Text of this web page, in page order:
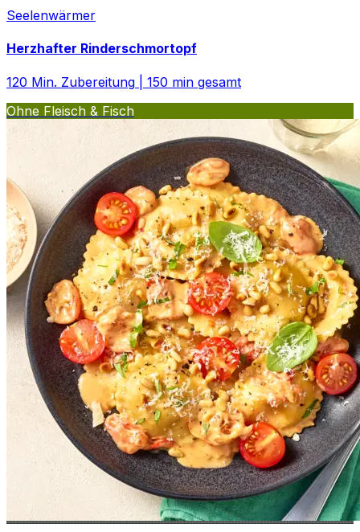
Seelenwärmer
Herzhafter Rinderschmortopf
120 Min. Zubereitung 150 min gesamt
Ohne Fleisch & Fisch